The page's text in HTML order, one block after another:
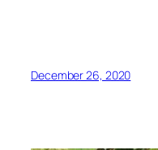
December 26, 2020